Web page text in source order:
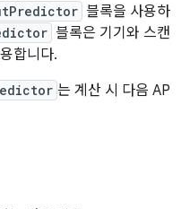
블록을 사용하
블록은 기기와 스캔
합니다.
는 계산 시 다음 AP